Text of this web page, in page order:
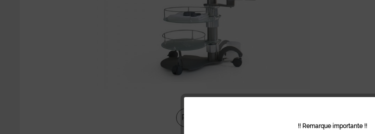
Partager
!! Remarque importante !!